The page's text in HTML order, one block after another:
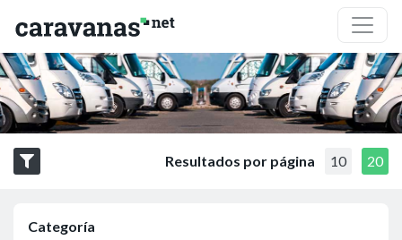
Resultados por página 10 20
Categoría